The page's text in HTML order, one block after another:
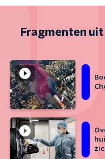
Fragmenten